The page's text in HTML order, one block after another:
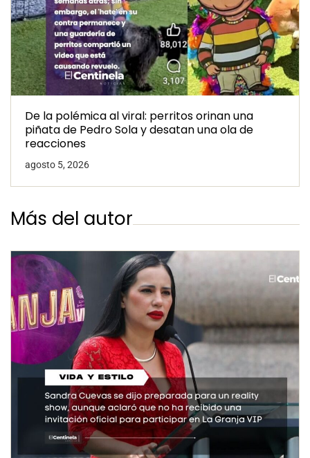
De la polémica al viral: perritos orinan una
piñata de Pedro Sola y desatan una ola de
reacciones
agosto 5, 2026
Más del autor